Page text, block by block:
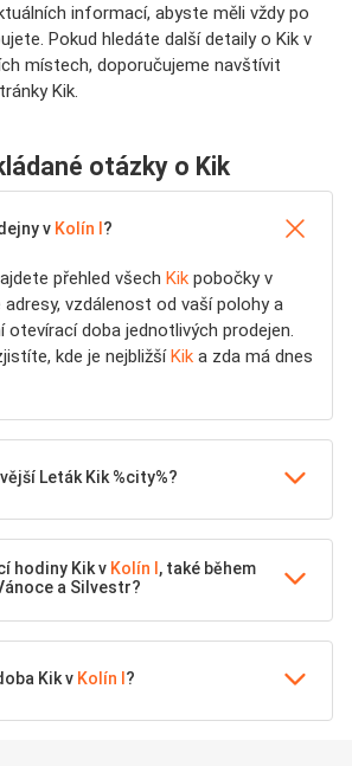
informací, abyste měli vždy po
Pokud hledáte další detaily o Kik v
místech, doporučujeme navštívit
Kik.
otázky o Kik
v Kolín I ?
přehled všech Kik pobočky v
adresy, vzdálenost od vaší polohy a
otevírací doba jednotlivých prodejen.
kde je nejbližší Kik a zda má dnes
Leták Kik %city%?
hodiny Kik v Kolín I , také během
a Silvestr?
Kik v Kolín I ?